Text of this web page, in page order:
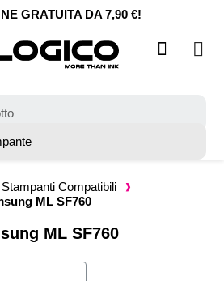
GRATUITA DA 7,90 €!
Stampanti Compatibili
ML SF760
ML SF760